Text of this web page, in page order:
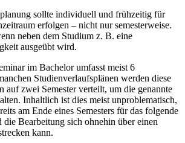
sollte individuell und frühzeitig für
erfolgen – nicht nur semesterweise.
neben dem Studium z. B. eine
ausgeübt wird.
im Bachelor umfasst meist 6
Studienverlaufsplänen werden diese
auf zwei Semester verteilt, um die genannte
Inhaltlich ist dies meist unproblematisch,
am Ende eines Semesters für das folgende
die Bearbeitung sich ohnehin über einen
kann.